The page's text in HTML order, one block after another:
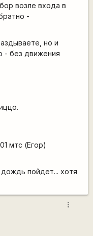
возле входа в
-
но и
- без движения
мтс (Егор)
пойдет... хотя
more_vert